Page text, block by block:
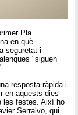
Pla
en què
seguretat i
"siguen
resposta ràpida i
en aquests dies
les festes. Així ho
Serralvo, qui